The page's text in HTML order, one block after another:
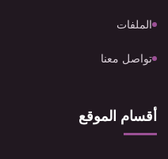
الملفات
تواصل معنا
أقسام الموقع